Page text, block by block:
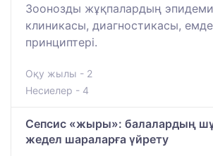
Зоонозды жұқпалардың
клиникасы, диагностикасы,
принциптері.
Оқу жылы - 2
Несиелер - 4
Сепсис «жыры»: балалардың
жедел шараларға үйрету